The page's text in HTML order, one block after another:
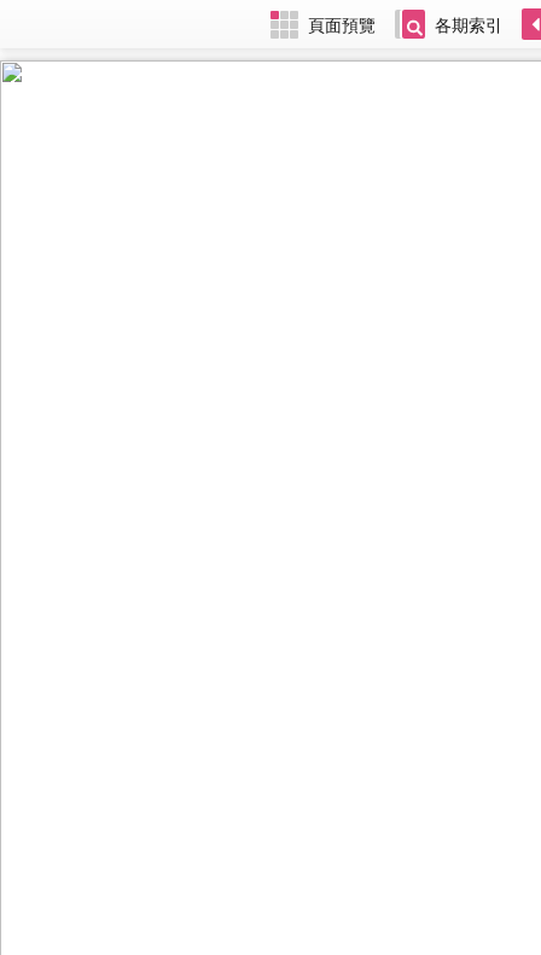
頁面預覽 各期索引